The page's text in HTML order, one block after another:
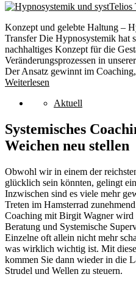
Konzept und gelebte Haltung –
Transfer Die Hypnosystemik hat
nachhaltiges Konzept für die
Veränderungsprozessen in
Der Ansatz gewinnt im
Weiterlesen
Aktuell
Systemisches
Weichen neu stellen
Obwohl wir in einem der
glücklich sein könnten, gelingt
Inzwischen sind es viele mehr
Treten im Hamsterrad
Coaching mit Birgit Wagner wird
Beratung und Systemische
Einzelne oft allein nicht mehr
was wirklich wichtig ist. Mit
kommen Sie dann wieder in die
Strudel und Wellen zu steuern.